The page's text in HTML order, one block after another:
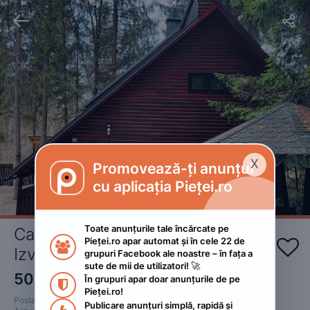
 
Cabana Adrienne de inchiriat
Izvorul Muresului

500 RON
Postat
2024. decembrie 16.
X
Promovează-ți anunțul
cu aplicația Pieței.ro

Toate anunțurile tale încărcate pe
Pieței.ro apar automat și în cele 22 de
grupuri Facebook ale noastre – în fața a
sute de mii de utilizatori! 🚀

În grupuri apar doar anunțurile de pe
Pieței.ro!
Publicare anunțuri simplă, rapidă și